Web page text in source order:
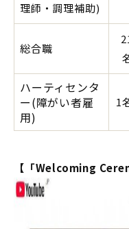
理師・調理補助)
総合職
ハーティセンタ
ー(障がい者雇
用)
1
【「Welcoming